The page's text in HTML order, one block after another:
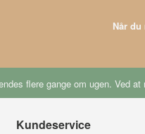
Når
flere gange om ugen. Ved
Kundeservice